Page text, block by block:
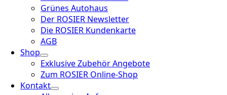
Grünes Autohaus
Der ROSIER Newsletter
Die ROSIER Kundenkarte
AGB
Shop
Exklusive Zubehör Angebote
Zum ROSIER Online-Shop
Kontakt